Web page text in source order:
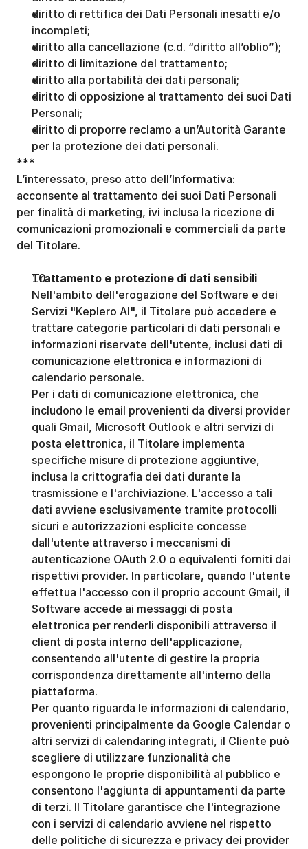
diritto di rettifica dei Dati Personali inesatti e/o
incompleti;
diritto alla cancellazione (c.d. “diritto all’oblio”);
diritto di limitazione del trattamento;
diritto alla portabilità dei dati personali;
diritto di opposizione al trattamento dei suoi Dati
Personali;
diritto di proporre reclamo a un’Autorità Garante
per la protezione dei dati personali.
***
L’interessato, preso atto dell’Informativa:
⁭acconsente al trattamento dei suoi Dati Personali
per finalità di marketing, ivi inclusa la ricezione di
comunicazioni promozionali e commerciali da parte
del Titolare.
Trattamento e protezione di dati sensibili
Nell'ambito dell'erogazione del Software e dei
Servizi "Keplero AI", il Titolare può accedere e
trattare categorie particolari di dati personali e
informazioni riservate dell'utente, inclusi dati di
comunicazione elettronica e informazioni di
calendario personale.
Per i dati di comunicazione elettronica, che
includono le email provenienti da diversi provider
quali Gmail, Microsoft Outlook e altri servizi di
posta elettronica, il Titolare implementa
specifiche misure di protezione aggiuntive,
inclusa la crittografia dei dati durante la
trasmissione e l'archiviazione. L'accesso a tali
dati avviene esclusivamente tramite protocolli
sicuri e autorizzazioni esplicite concesse
dall'utente attraverso i meccanismi di
autenticazione OAuth 2.0 o equivalenti forniti dai
rispettivi provider. In particolare, quando l'utente
effettua l'accesso con il proprio account Gmail, il
Software accede ai messaggi di posta
elettronica per renderli disponibili attraverso il
client di posta interno dell'applicazione,
consentendo all'utente di gestire la propria
corrispondenza direttamente all'interno della
piattaforma.
Per quanto riguarda le informazioni di calendario,
provenienti principalmente da Google Calendar o
altri servizi di calendaring integrati, il Cliente può
scegliere di utilizzare funzionalità che
espongono le proprie disponibilità al pubblico e
consentono l'aggiunta di appuntamenti da parte
di terzi. Il Titolare garantisce che l'integrazione
con i servizi di calendario avviene nel rispetto
delle politiche di sicurezza e privacy dei provider